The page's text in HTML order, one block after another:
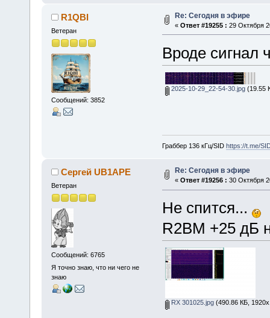
R1QBI
Ветеран
Сообщений: 3852
Re: Сегодня в эфире
« Ответ #19255 : 29 Октября
Вроде сигнал
2025-10-29_22-54-30.jpg(19.55
Граббер 136 кГц/SID https://t.me/
Сергей UB1APE
Ветеран
Сообщений: 6765
Я точно знаю, что ни чего не
знаю
Re: Сегодня в эфире
« Ответ #19256 : 30 Октября
Не спится...
R2BM +25 дБ
RX 301025.jpg(490.86 КБ,